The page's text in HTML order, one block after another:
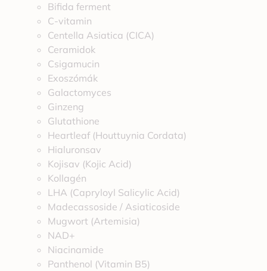
Bifida ferment
C-vitamin
Centella Asiatica (CICA)
Ceramidok
Csigamucin
Exoszómák
Galactomyces
Ginzeng
Glutathione
Heartleaf (Houttuynia Cordata)
Hialuronsav
Kojisav (Kojic Acid)
Kollagén
LHA (Capryloyl Salicylic Acid)
Madecassoside / Asiaticoside
Mugwort (Artemisia)
NAD+
Niacinamide
Panthenol (Vitamin B5)